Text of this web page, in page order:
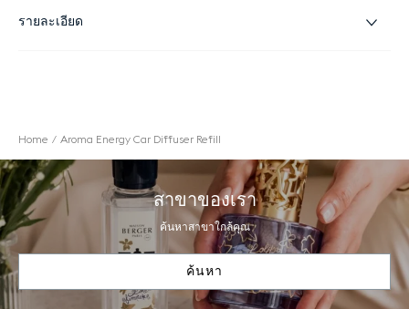
รายละเอียด
Home Aroma Energy Car Diffuser Refill
สาขาของเรา
ค้นหาสาขาใกล้คุณ
ค้นหา